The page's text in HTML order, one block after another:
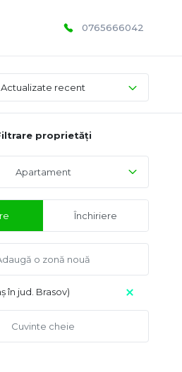
0765666042
Actualizate recent
proprietăți
Apartament
Închiriere
în jud. Brasov)